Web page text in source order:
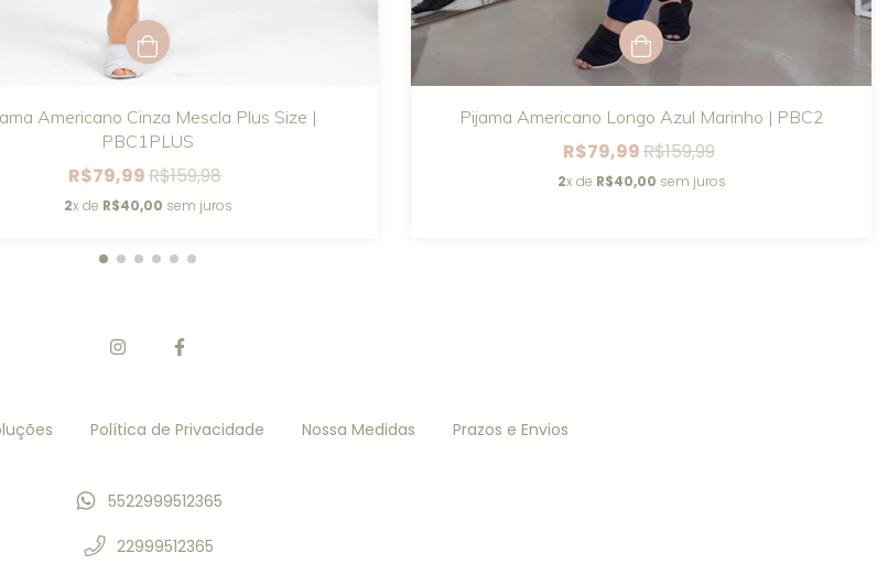
Americano Cinza Mescla Plus Size |
PBC1PLUS
R$79,99R$159,98
2x de R$40,00 sem juros
Pijama Americano Longo Azul Marinho | PBC2
R$79,99R$159,99
2x de R$40,00 sem juros
Política de Privacidade Nossa Medidas Prazos e Envios
5522999512365
22999512365